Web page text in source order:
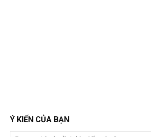
Ý KIẾN CỦA BẠN